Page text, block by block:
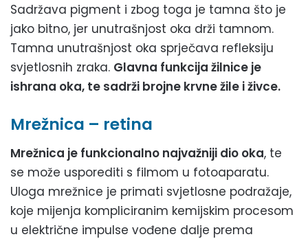
Sadržava pigment i zbog toga je tamna što je
jako bitno, jer unutrašnjost oka drži tamnom.
Tamna unutrašnjost oka sprječava refleksiju
svjetlosnih zraka. Glavna funkcija žilnice je
ishrana oka, te sadrži brojne krvne žile i živce.
Mrežnica – retina
Mrežnica je funkcionalno najvažniji dio oka, te
se može usporediti s filmom u fotoaparatu.
Uloga mrežnice je primati svjetlosne podražaje,
koje mijenja kompliciranim kemijskim procesom
u električne impulse vođene dalje prema